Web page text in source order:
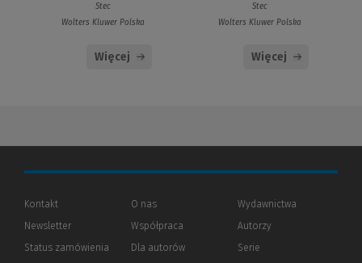
Stec
Wolters Kluwer Polska
Więcej
Stec
Wolters Kluwer Polska
Więcej
Kontakt
Newsletter
Status zamówienia
O nas
Współpraca
Dla autorów(Nowe
(Link
Wydawnictwa
Autorzy
Serie